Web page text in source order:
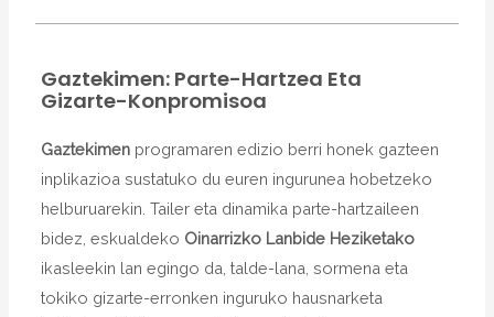
Gaztekimen: Parte-Hartzea Eta
Gizarte-Konpromisoa
Gaztekimen programaren edizio berri honek gazteen
inplikazioa sustatuko du euren ingurunea hobetzeko
helburuarekin. Tailer eta dinamika parte-hartzaileen
bidez, eskualdeko Oinarrizko Lanbide Heziketako
ikasleekin lan egingo da, talde-lana, sormena eta
tokiko gizarte-erronken inguruko hausnarketa